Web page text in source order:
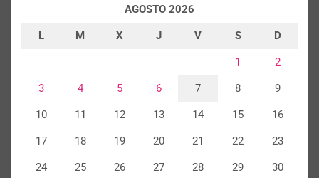
AGOSTO 2026
L M X J V S D
1 2
3 4 5 6 7 8 9
10 11 12 13 14 15 16
17 18 19 20 21 22 23
24 25 26 27 28 29 30